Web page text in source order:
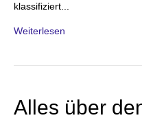
klassifiziert...
Weiterlesen
Alles über